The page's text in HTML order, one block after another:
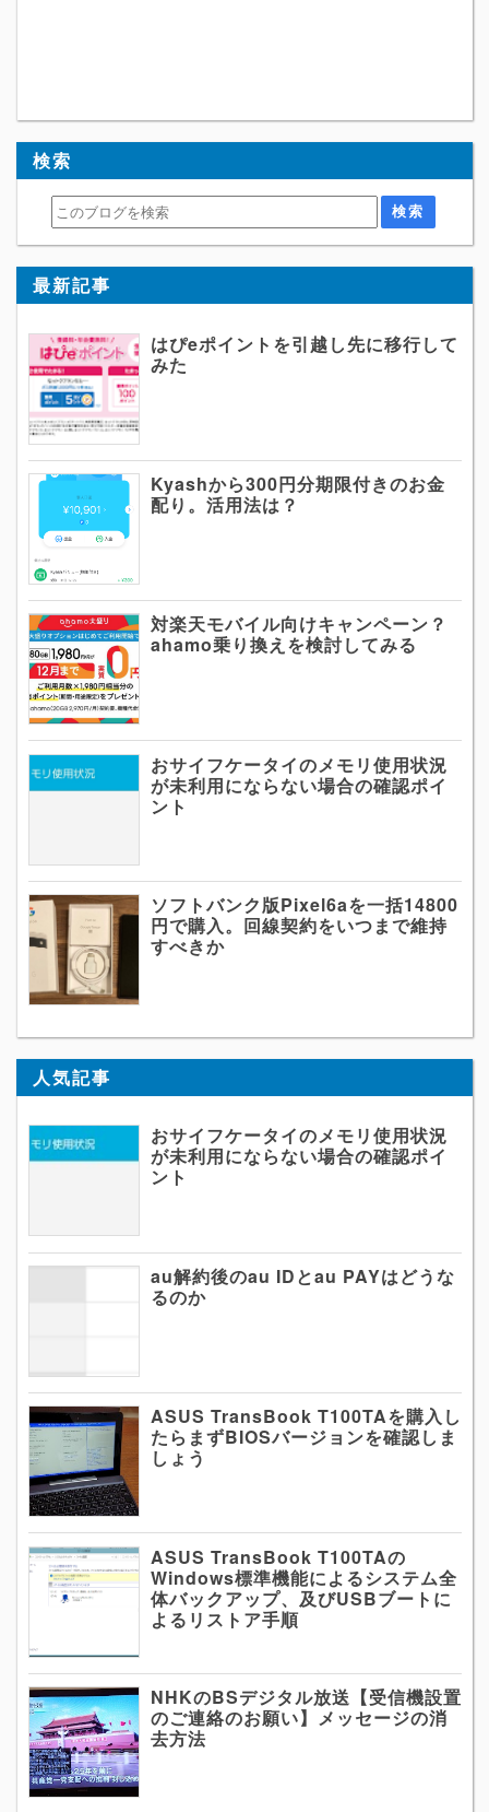
検索
最新記事
はぴeポイントを引越し先に移行して
みた
Kyashから300円分期限付きのお金
配り。活用法は？
対楽天モバイル向けキャンペーン？
ahamo乗り換えを検討してみる
おサイフケータイのメモリ使用状況
が未利用にならない場合の確認ポイ
ント
ソフトバンク版Pixel6aを一括14800
円で購入。回線契約をいつまで維持
すべきか
人気記事
おサイフケータイのメモリ使用状況
が未利用にならない場合の確認ポイ
ント
au解約後のau IDとau PAYはどうな
るのか
ASUS TransBook T100TAを購入し
たらまずBIOSバージョンを確認しま
しょう
ASUS TransBook T100TAの
Windows標準機能によるシステム全
体バックアップ、及びUSBブートに
よるリストア手順
NHKのBSデジタル放送【受信機設置
のご連絡のお願い】メッセージの消
去方法